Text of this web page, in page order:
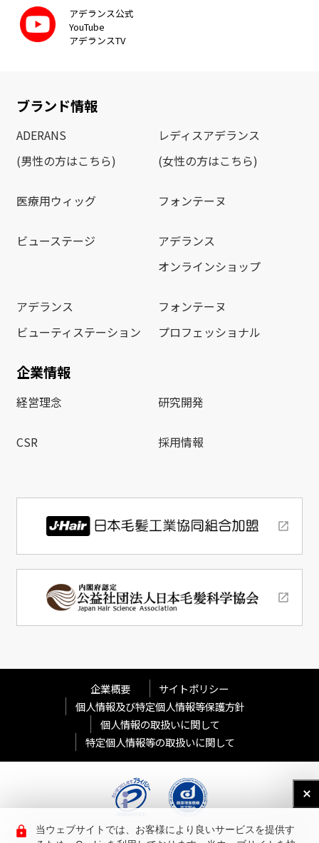
アデランス公式
YouTube
アデランスTV
ブランド情報
ADERANS
(男性の方はこちら)
レディスアデランス
(女性の方はこちら)
医療用ウィッグ フォンテーヌ
ビューステージ
アデランス
オンラインショップ
アデランス
ビューティステーション
フォンテーヌ
プロフェッショナル
企業情報
経営理念 研究開発
CSR 採用情報
企業概要
サイトポリシー
個人情報及び特定個人情報等保護方針
個人情報の取扱いに関して
特定個人情報等の取扱いに関して
当ウェブサイトでは、お客様により良いサービスを提供す